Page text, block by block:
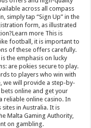
across all compass
simply tap “Sign Up” in the
form, as illustrated
more This is
football, it is important to
of these offers carefully.
the emphasis on lucky
are pokies secure to play.
to players who win with
we will provide a step-by-
online and get your
reliable online casino. In
sites in Australia. It is
Malta Gaming Authority,
on gambling.